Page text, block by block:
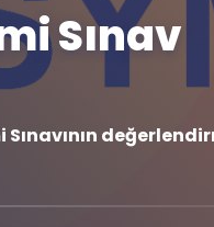
ÖSYM Sınav
Tüm ÖSYM
Eğitim ve
YDS - YÖKDİL
Sınav